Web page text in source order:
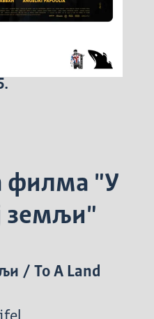
филма "У
земљи"
/ To A Land